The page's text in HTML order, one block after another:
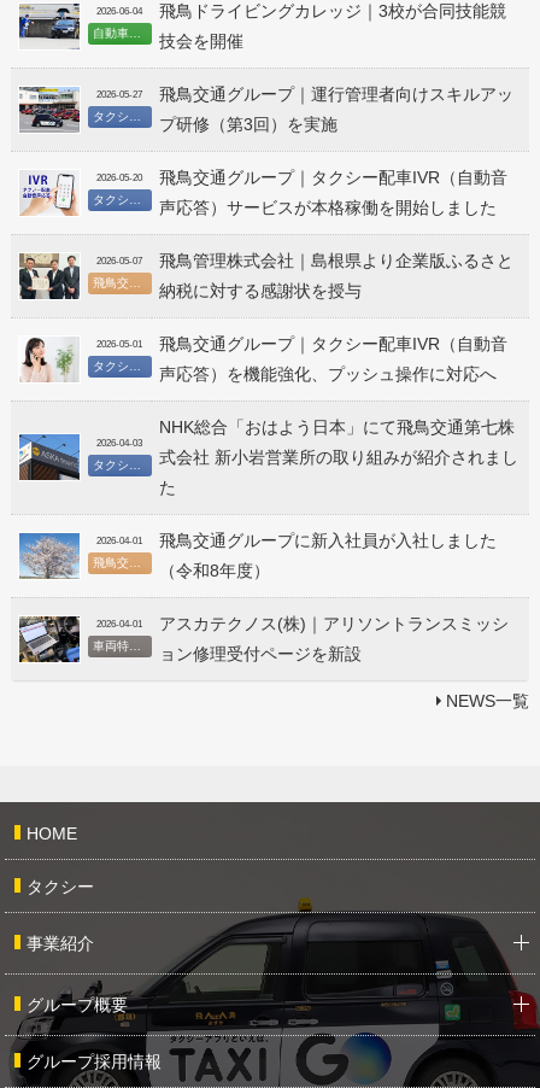
2026-06-04
自動車教習事業
飛鳥ドライビングカレッジ｜3校が合同技能競
技会を開催
2026-05-27
飛鳥交通グループ｜運行管理者向けスキルアッ
プ研修（第3回）を実施
2026-05-20
飛鳥交通グループ｜タクシー配車IVR（自動音
声応答）サービスが本格稼働を開始しました
2026-05-07
飛鳥交通グループ
飛鳥管理株式会社｜島根県より企業版ふるさと
納税に対する感謝状を授与
2026-05-01
飛鳥交通グループ｜タクシー配車IVR（自動音
声応答）を機能強化、プッシュ操作に対応へ
2026-04-03
NHK総合「おはよう日本」にて飛鳥交通第七株
式会社 新小岩営業所の取り組みが紹介されまし
た
2026-04-01
飛鳥交通グループ
飛鳥交通グループに新入社員が入社しました
（令和8年度）
2026-04-01
車両特装事業
アスカテクノス(株)｜アリソントランスミッシ
ョン修理受付ページを新設
NEWS一覧
HOME
タクシー
事業紹介
グループ概要
グループ採用情報